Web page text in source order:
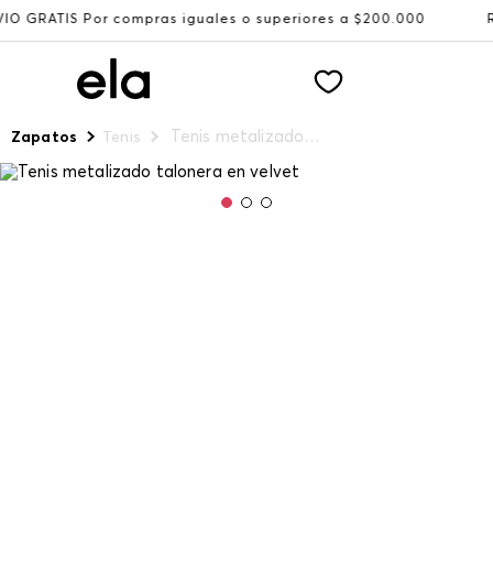
Por compras iguales o superiores a $200.000 Recibe:
Zapatos Tenis Tenis metalizado talonera en velvet